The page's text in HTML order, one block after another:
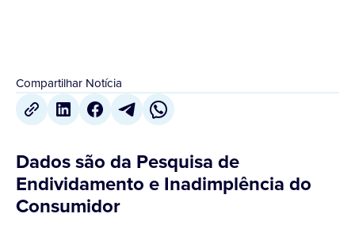
Compartilhar Notícia
Dados são da Pesquisa de
Endividamento e Inadimplência do
Consumidor